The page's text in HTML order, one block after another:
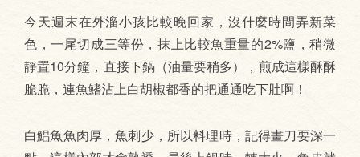
今天週末在外溜小孩比較晚回家，沒什麼時間弄新菜
色，一尾切成三等份，抹上比較魚重量的2%鹽，稍微
靜置10分鐘，直接下鍋（油量要稍多），煎成這樣酥酥
脆脆，連魚鰭沾上白胡椒都香的把通通吃下肚啊！
白鯧魚魚肉厚，魚刺少，所以料理時，記得畫刀要深一